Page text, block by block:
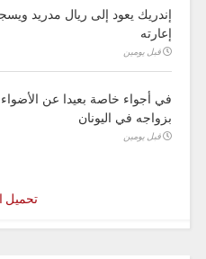
إندريك يعود إلى ريال مدريد
إعارته
قبل يومين
في أجواء خاصة بعيدا عن الأضواء
بزواجه في اليونان
قبل يومين
تحميل